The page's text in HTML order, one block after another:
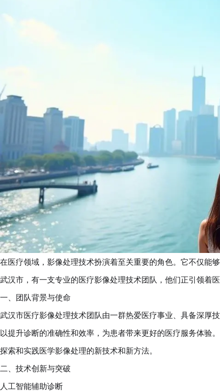
在医疗领域，影像处理技术扮演着至关重要的角色。它不仅能
武汉市，有一支专业的医疗影像处理技术团队，他们正引领着
一、团队背景与使命
武汉市医疗影像处理技术团队由一群热爱医疗事业、具备深厚
以提升诊断的准确性和效率，为患者带来更好的医疗服务体验
探索和实践医学影像处理的新技术和新方法。
二、技术创新与突破
人工智能辅助诊断